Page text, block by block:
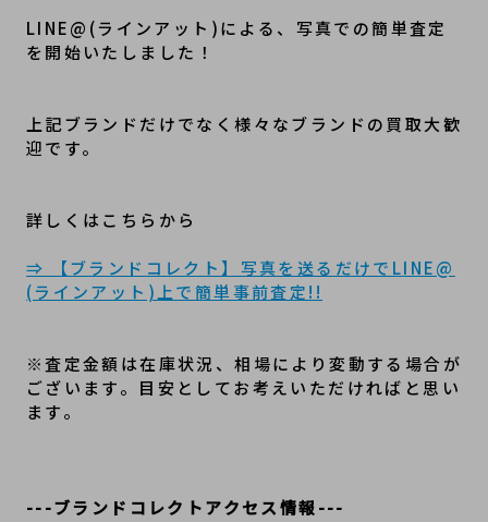
LINE@(ラインアット)による、写真での簡単査定
を開始いたしました！
上記ブランドだけでなく様々なブランドの買取大歓
迎です。
詳しくはこちらから
⇒ 【ブランドコレクト】写真を送るだけでLINE@
(ラインアット)上で簡単事前査定!!
※査定金額は在庫状況、相場により変動する場合が
ございます。目安としてお考えいただければと思い
ます。
---ブランドコレクトアクセス情報---